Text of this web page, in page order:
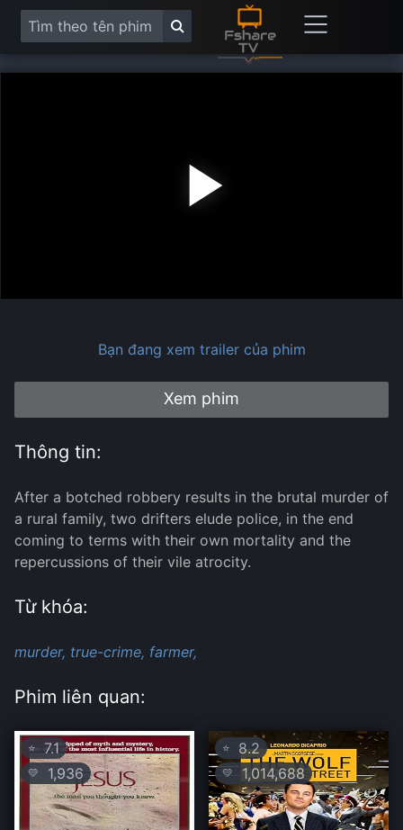
Bạn đang xem trailer của phim
Xem phim
Thông tin:
After a botched robbery results in the brutal murder of
a rural family, two drifters elude police, in the end
coming to terms with their own mortality and the
repercussions of their vile atrocity.
Từ khóa:
murder, true-crime, farmer,
Phim liên quan:
⭐ 7.1
💛 1,936
⭐ 8.2
💛 1,014,688